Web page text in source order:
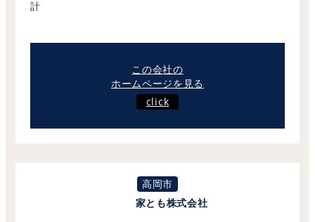
この会社の
ホームページを見る
click
高岡市
家とも株式会社